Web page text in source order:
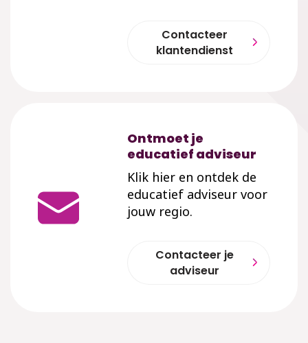
Contacteer
klantendienst
Ontmoet je
educatief adviseur
Klik hier en ontdek de
educatief adviseur voor
jouw regio.
Contacteer je
adviseur